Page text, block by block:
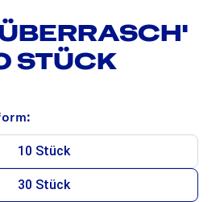
STÜCK
10 Stück
30 Stück